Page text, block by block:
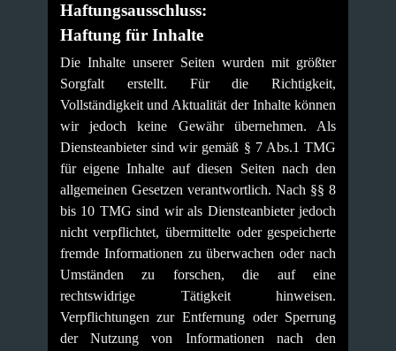
Haftungsausschluss:
Haftung für Inhalte
Die Inhalte unserer Seiten wurden mit größter
Sorgfalt erstellt. Für die Richtigkeit,
Vollständigkeit und Aktualität der Inhalte können
wir jedoch keine Gewähr übernehmen. Als
Diensteanbieter sind wir gemäß § 7 Abs.1 TMG
für eigene Inhalte auf diesen Seiten nach den
allgemeinen Gesetzen verantwortlich. Nach §§ 8
bis 10 TMG sind wir als Diensteanbieter jedoch
nicht verpflichtet, übermittelte oder gespeicherte
fremde Informationen zu überwachen oder nach
Umständen zu forschen, die auf eine
rechtswidrige Tätigkeit hinweisen.
Verpflichtungen zur Entfernung oder Sperrung
der Nutzung von Informationen nach den